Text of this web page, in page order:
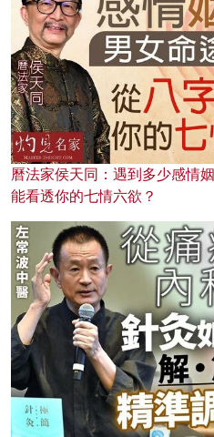
曆法家侯天同：遇到多少感情
能看透你的七情六欲？